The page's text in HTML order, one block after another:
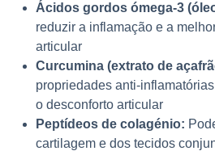
Ácidos gordos ómega-3
reduzir a inflamação e a
articular
Curcumina (extrato de
propriedades anti-
o desconforto articular
Peptídeos de colagénio:
cartilagem e dos tecidos